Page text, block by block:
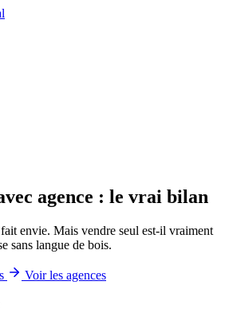
agence : le vrai bilan
envie. Mais vendre seul est-il vraiment
sans langue de bois.
Voir les agences